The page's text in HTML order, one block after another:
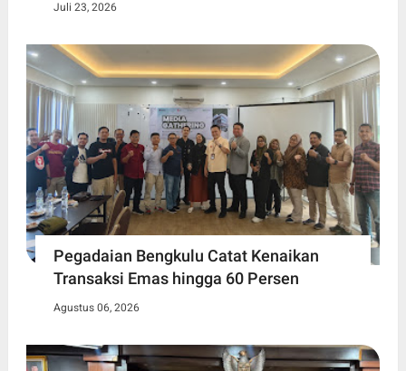
Juli 23, 2026
Pegadaian Bengkulu Catat Kenaikan
Transaksi Emas hingga 60 Persen
Agustus 06, 2026